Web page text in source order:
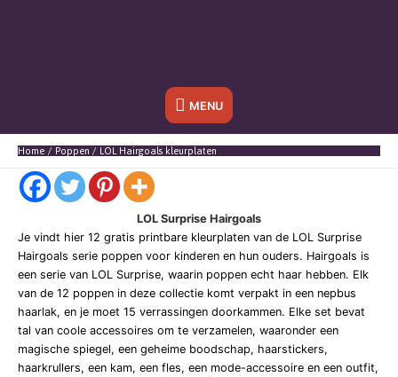
Onder
header
MENU
Home Poppen LOL Hairgoals kleurplaten
LOL Surprise Hairgoals
Je vindt hier 12 gratis printbare kleurplaten van de LOL Surprise
Hairgoals serie poppen voor kinderen en hun ouders. Hairgoals is
een serie van LOL Surprise, waarin poppen echt haar hebben. Elk
van de 12 poppen in deze collectie komt verpakt in een nepbus
haarlak, en je moet 15 verrassingen doorkammen. Elke set bevat
tal van coole accessoires om te verzamelen, waaronder een
magische spiegel, een geheime boodschap, haarstickers,
haarkrullers, een kam, een fles, een mode-accessoire en een outfit,